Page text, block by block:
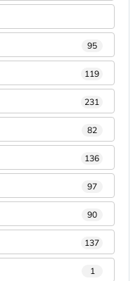
95
119
231
82
136
97
90
137
1